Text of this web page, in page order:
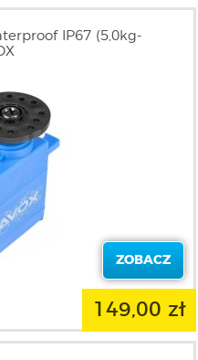
IP67 (5,0kg-
ZOBACZ
149,00 zł